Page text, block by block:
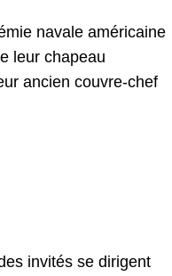
navale américaine
leur chapeau
ancien couvre-chef
invités se dirigent